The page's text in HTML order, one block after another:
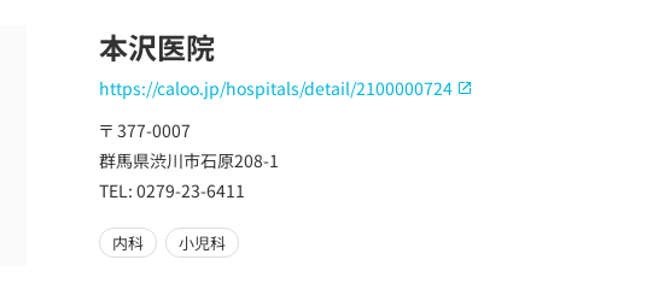
本沢医院
https://caloo.jp/hospitals/detail/2100000724
〒 377-0007
群馬県渋川市石原208-1
TEL: 0279-23-6411
内科 小児科